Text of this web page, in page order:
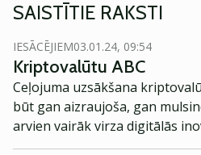
SAISTĪTIE RAKSTI
IESĀCĒJIEM03.01.24, 09:54
Kriptovalūtu ABC
Ceļojuma uzsākšana
būt gan aizraujoša, gan
arvien vairāk virza digitālās
kriptovalūtu pamatus.